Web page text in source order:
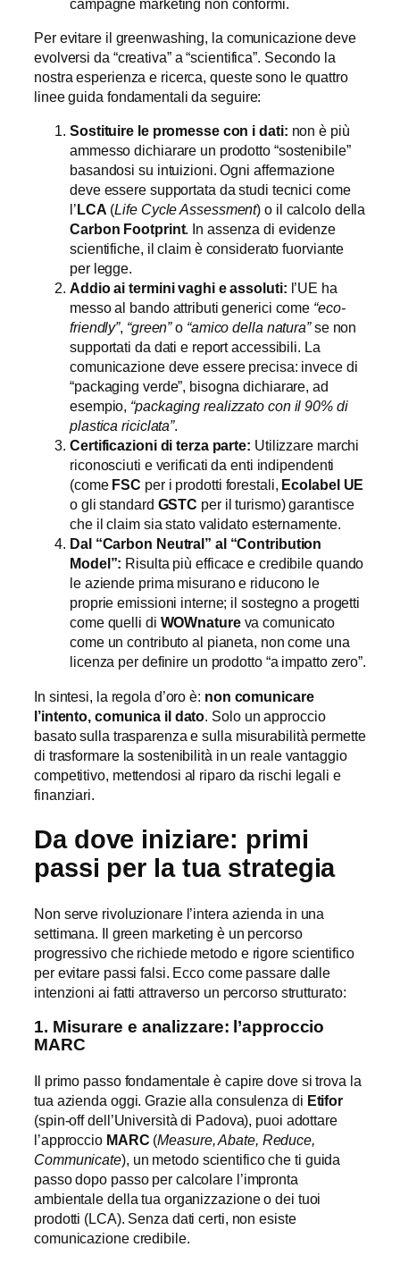
campagne marketing non conformi.
Per evitare il greenwashing, la comunicazione deve
evolversi da “creativa” a “scientifica”. Secondo la
nostra esperienza e ricerca, queste sono le quattro
linee guida fondamentali da seguire:
Sostituire le promesse con i dati: non è più
ammesso dichiarare un prodotto “sostenibile”
basandosi su intuizioni. Ogni affermazione
deve essere supportata da studi tecnici come
l’LCA (Life Cycle Assessment) o il calcolo della
Carbon Footprint. In assenza di evidenze
scientifiche, il claim è considerato fuorviante
per legge.
Addio ai termini vaghi e assoluti: l’UE ha
messo al bando attributi generici come “eco-
friendly”, “green”o “amico della natura”se non
supportati da dati e report accessibili. La
comunicazione deve essere precisa: invece di
“packaging verde”, bisogna dichiarare, ad
esempio, “packaging realizzato con il 90% di
plastica riciclata”.
Certificazioni di terza parte: Utilizzare marchi
riconosciuti e verificati da enti indipendenti
(come FSC per i prodotti forestali, Ecolabel UE
o gli standard GSTC per il turismo) garantisce
che il claim sia stato validato esternamente.
Dal “Carbon Neutral” al “Contribution
Model”: Risulta più efficace e credibile quando
le aziende prima misurano e riducono le
proprie emissioni interne; il sostegno a progetti
come quelli di WOWnatureva comunicato
come un contributo al pianeta, non come una
licenza per definire un prodotto “a impatto zero”.
In sintesi, la regola d’oro è: non comunicare
l’intento, comunica il dato . Solo un approccio
basato sulla trasparenza e sulla misurabilità permette
di trasformare la sostenibilità in un reale vantaggio
competitivo, mettendosi al riparo da rischi legali e
finanziari.
Da dove iniziare: primi
passi per la tua strategia
Non serve rivoluzionare l’intera azienda in una
settimana. Il green marketing è un percorso
progressivo che richiede metodo e rigore scientifico
per evitare passi falsi. Ecco come passare dalle
intenzioni ai fatti attraverso un percorso strutturato:
1. Misurare e analizzare: l’approccio
MARC
Il primo passo fondamentale è capire dove si trova la
tua azienda oggi. Grazie alla consulenza di Etifor
(spin-off dell’Università di Padova), puoi adottare
l’approccio MARC (Measure, Abate, Reduce,
Communicate), un metodo scientifico che ti guida
passo dopo passo per calcolare l’impronta
ambientale della tua organizzazione o dei tuoi
prodotti (LCA). Senza dati certi, non esiste
comunicazione credibile.